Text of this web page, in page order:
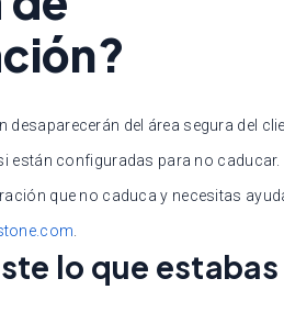
desaparecerán del área segura del
están configuradas para no caducar.
que no caduca y necesitas
lo que estabas